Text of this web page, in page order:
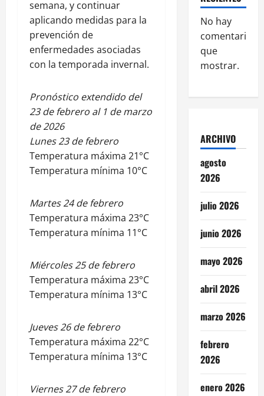
semana, y continuar
aplicando medidas para la
prevención de
enfermedades asociadas
con la temporada invernal.
Pronóstico extendido del
23 de febrero al 1 de marzo
de 2026
Lunes 23 de febrero
Temperatura máxima 21°C
Temperatura mínima 10°C
Martes 24 de febrero
Temperatura máxima 23°C
Temperatura mínima 11°C
Miércoles 25 de febrero
Temperatura máxima 23°C
Temperatura mínima 13°C
Jueves 26 de febrero
Temperatura máxima 22°C
Temperatura mínima 13°C
Viernes 27 de febrero
No hay
comentarios
que
mostrar.
ARCHIVO
agosto
2026
julio 2026
junio 2026
mayo 2026
abril 2026
marzo 2026
febrero
2026
enero 2026